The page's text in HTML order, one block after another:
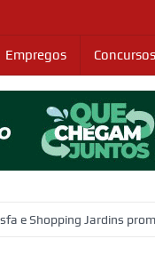
Empregos Concursos
Jardins promovem ação